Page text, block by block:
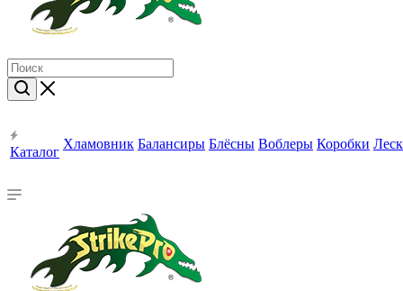
Каталог
Хламовник Балансиры Блёсны Воблеры Коробки